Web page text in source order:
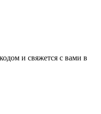
и свяжется с вами в